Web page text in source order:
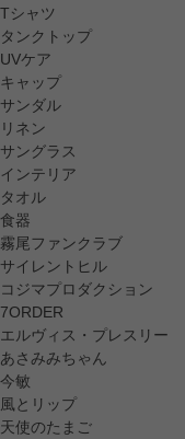
Tシャツ
タンクトップ
UVケア
キャップ
サンダル
リネン
サングラス
インテリア
タオル
食器
霧尾ファンクラブ
サイレントヒル
コジマプロダクション
7ORDER
エルヴィス・プレスリー
あさみみちゃん
今敏
風とリップ
天使のたまご